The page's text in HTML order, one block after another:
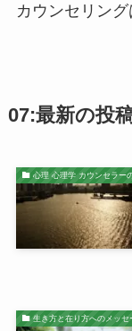
カウンセリング
07:最新の投
心理 心理学 カウンセラー
生き方と在り方へのメッセ